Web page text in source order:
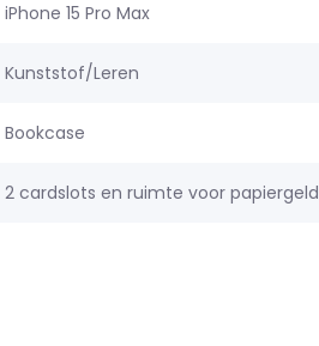
iPhone 15 Pro Max
Kunststof/Leren
Bookcase
2 cardslots en ruimte voor papiergeld